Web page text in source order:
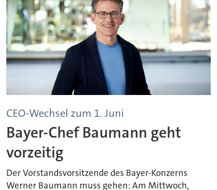
CEO-Wechsel zum 1. Juni
Bayer-Chef Baumann geht
vorzeitig
Der Vorstandsvorsitzende des Bayer-Konzerns
Werner Baumann muss gehen: Am Mittwoch,